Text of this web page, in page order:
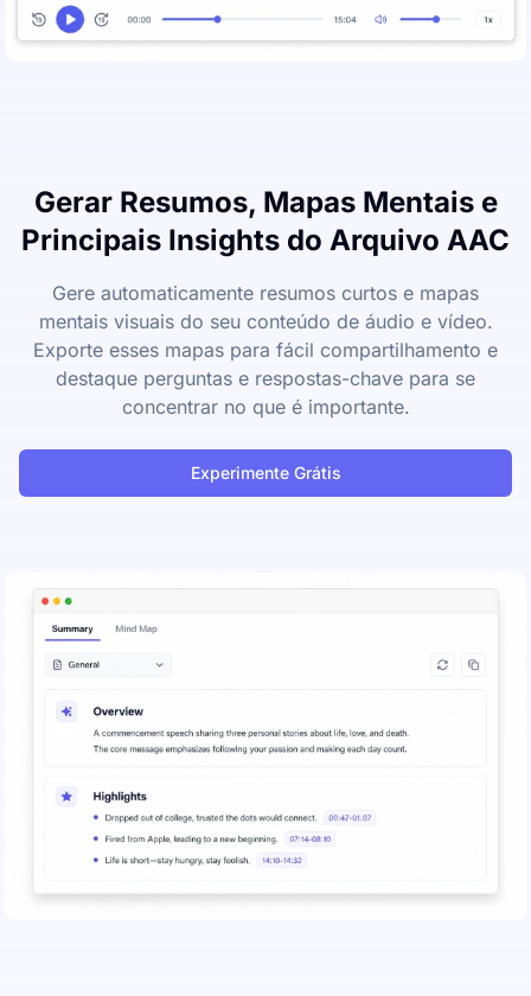
Gerar Resumos, Mapas Mentais e
Principais Insights do Arquivo AAC
Gere automaticamente resumos curtos e mapas
mentais visuais do seu conteúdo de áudio e vídeo.
Exporte esses mapas para fácil compartilhamento e
destaque perguntas e respostas-chave para se
concentrar no que é importante.
Experimente Grátis